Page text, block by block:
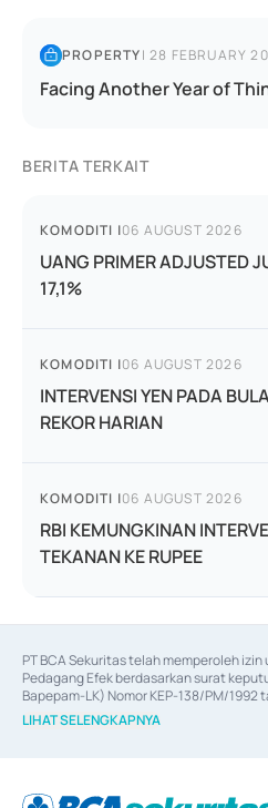
PROPERTY|28 FEBRUARY
Facing Another Year of
BERITA TERKAIT
KOMODITI |06 AUGUST 2026
UANG PRIMER ADJUSTED
17,1%
KOMODITI |06 AUGUST 2026
INTERVENSI YEN PADA
REKOR HARIAN
KOMODITI |06 AUGUST 2026
RBI KEMUNGKINAN
TEKANAN KE RUPEE
PT BCA Sekuritas telah memperoleh
Pedagang Efek berdasarkan surat
Bapepam-LK) Nomor KEP-138/PM/1992
06/D.04/2014 tanggal 28 Februari 2014,
Efek berdasarkan surat keputusan
berdasarkan surat keputusan Otoritas
LIHAT SELENGKAPNYA